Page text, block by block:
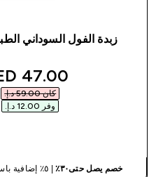
زبدة الفول السوداني
price
47.00 AED‎
كان ‏59.00 د.إ.‏‎
وفر ‏12.00 د.إ.‏‎
خصم يصل حتى٣٠٪ | ٥٪ إضافية باستخدام كود محدود